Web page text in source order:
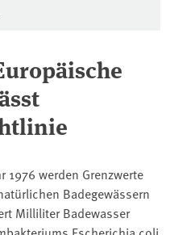
1976 werden Grenzwerte
Badegewässern
Milliliter Badewasser